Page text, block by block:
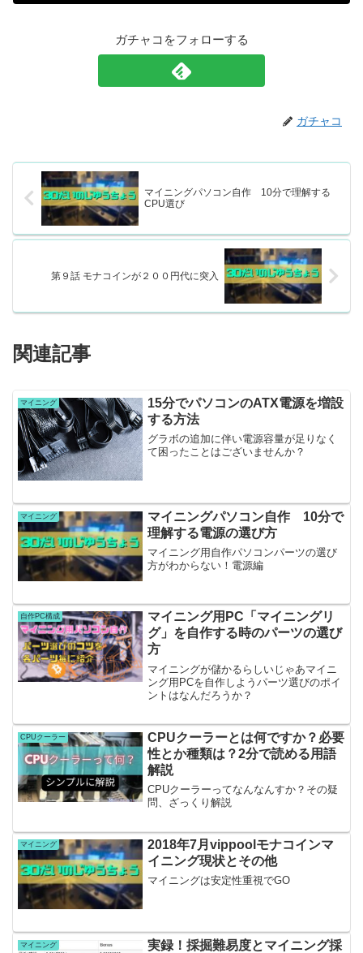
ガチャコをフォローする
ガチャコ
マイニングパソコン自作 10分で理解する
CPU選び
第９話 モナコインが２００円代に突入
関連記事
マイニング
15分でパソコンのATX電源を増設
する方法
グラボの追加に伴い電源容量が足りなく
て困ったことはございませんか？
マイニング
マイニングパソコン自作 10分で
理解する電源の選び方
マイニング用自作パソコンパーツの選び
方がわからない！電源編
自作PC構成
マイニング用PC「マイニングリ
グ」を自作する時のパーツの選び
方
マイニングが儲かるらしいじゃあマイニ
ング用PCを自作しようパーツ選びのポイ
ントはなんだろうか？
CPUクーラー
CPUクーラーとは何ですか？必要
性とか種類は？2分で読める用語
解説
CPUクーラーってなんなんすか？その疑
問、ざっくり解説
マイニング
2018年7月vippoolモナコインマ
イニング現状とその他
マイニングは安定性重視でGO
マイニング
実録！採掘難易度とマイニング採